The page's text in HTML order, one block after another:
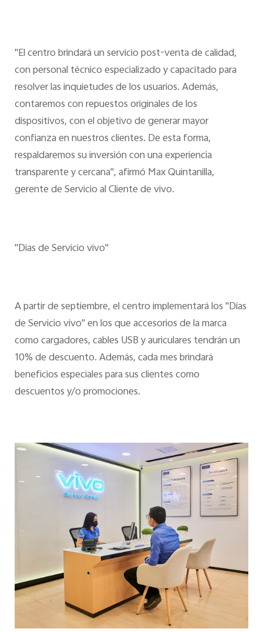
"El centro brindará un servicio post-venta de calidad,
con personal técnico especializado y capacitado para
resolver las inquietudes de los usuarios. Además,
contaremos con repuestos originales de los
dispositivos, con el objetivo de generar mayor
confianza en nuestros clientes. De esta forma,
respaldaremos su inversión con una experiencia
transparente y cercana", afirmó Max Quintanilla,
gerente de Servicio al Cliente de vivo.
"Días de Servicio vivo"
A partir de septiembre, el centro implementará los "Días
de Servicio vivo" en los que accesorios de la marca
como cargadores, cables USB y auriculares tendrán un
10% de descuento. Además, cada mes brindará
beneficios especiales para sus clientes como
descuentos y/o promociones.